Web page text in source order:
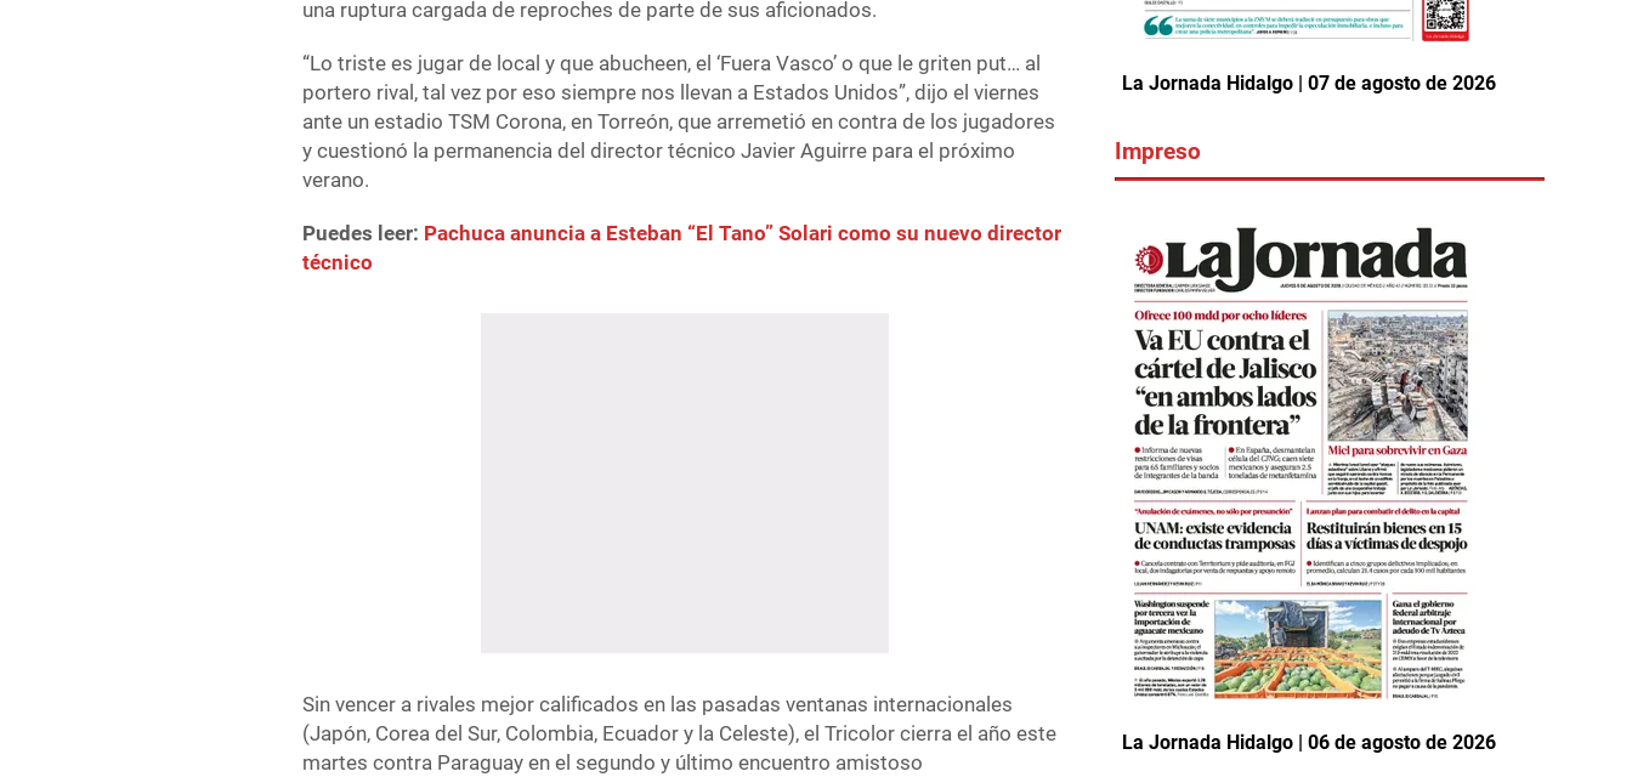
una ruptura cargada de reproches de parte de sus aficionados.
“Lo triste es jugar de local y que abucheen, el ‘Fuera Vasco’ o que le griten put… al
portero rival, tal vez por eso siempre nos llevan a Estados Unidos”, dijo el viernes
ante un estadio TSM Corona, en Torreón, que arremetió en contra de los jugadores
y cuestionó la permanencia del director técnico Javier Aguirre para el próximo
verano.
Puedes leer: Pachuca anuncia a Esteban “El Tano” Solari como su nuevo director
técnico
Sin vencer a rivales mejor calificados en las pasadas ventanas internacionales
(Japón, Corea del Sur, Colombia, Ecuador y la Celeste), el Tricolor cierra el año este
martes contra Paraguay en el segundo y último encuentro amistoso
La Jornada Hidalgo | 07 de agosto de 2026
Impreso
La Jornada Hidalgo | 06 de agosto de 2026